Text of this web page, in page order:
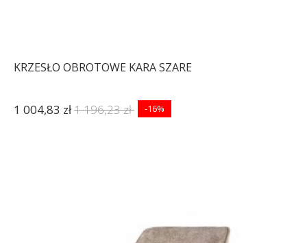
KRZESŁO OBROTOWE KARA SZARE
1 004,83 zł1 196,23 zł -16%